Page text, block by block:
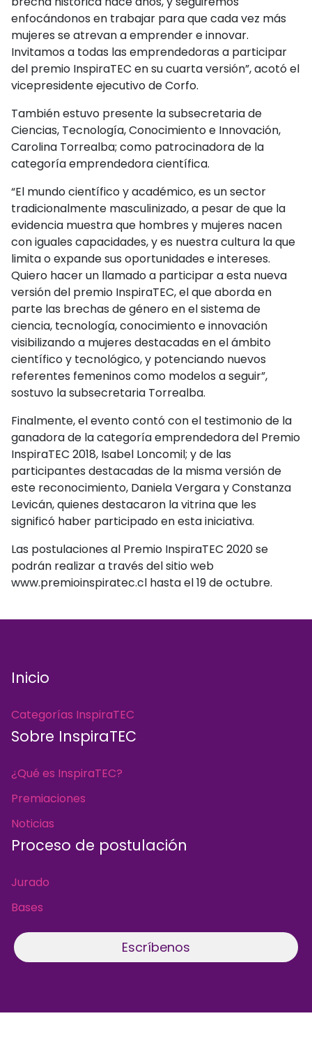
enfocándonos en trabajar para que cada vez más
mujeres se atrevan a emprender e innovar.
Invitamos a todas las emprendedoras a participar
del premio InspiraTEC en su cuarta versión”, acotó el
vicepresidente ejecutivo de Corfo.
También estuvo presente la subsecretaria de
Ciencias, Tecnología, Conocimiento e Innovación,
Carolina Torrealba; como patrocinadora de la
categoría emprendedora científica.
“El mundo científico y académico, es un sector
tradicionalmente masculinizado, a pesar de que la
evidencia muestra que hombres y mujeres nacen
con iguales capacidades, y es nuestra cultura la que
limita o expande sus oportunidades e intereses.
Quiero hacer un llamado a participar a esta nueva
versión del premio InspiraTEC, el que aborda en
parte las brechas de género en el sistema de
ciencia, tecnología, conocimiento e innovación
visibilizando a mujeres destacadas en el ámbito
científico y tecnológico, y potenciando nuevos
referentes femeninos como modelos a seguir”,
sostuvo la subsecretaria Torrealba.
Finalmente, el evento contó con el testimonio de la
ganadora de la categoría emprendedora del Premio
InspiraTEC 2018, Isabel Loncomil; y de las
participantes destacadas de la misma versión de
este reconocimiento, Daniela Vergara y Constanza
Levicán, quienes destacaron la vitrina que les
significó haber participado en esta iniciativa.
Las postulaciones al Premio InspiraTEC 2020 se
podrán realizar a través del sitio web
www.premioinspiratec.cl hasta el 19 de octubre.
Inicio
Categorías InspiraTEC
Sobre InspiraTEC
¿Qué es InspiraTEC?
Premiaciones
Noticias
Proceso de postulación
Jurado
Bases
Escríbenos